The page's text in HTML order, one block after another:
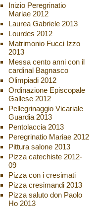
Inizio Peregrinatio
Mariae 2012
Laurea Gabriele 2013
Lourdes 2012
Matrimonio Fucci Izzo
2013
Messa cento anni con il
cardinal Bagnasco
Olimpiadi 2012
Ordinazione Episcopale
Gallese 2012
Pellegrinaggio Vicariale
Guardia 2013
Pentolaccia 2013
Peregrinatio Mariae 2012
Pittura salone 2013
Pizza catechiste 2012-
09
Pizza con i cresimati
Pizza cresimandi 2013
Pizza saluto don Paolo
Ho 2013